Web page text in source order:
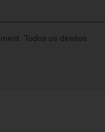
Todos os direitos